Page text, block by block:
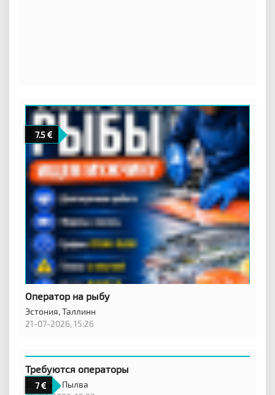
7.5
Оператор на рыбу
Эстония,Таллинн
21-07-2026, 15:26
7
Требуются операторы
Эстония,Пылва